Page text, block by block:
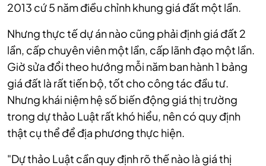
2013 cứ 5 năm điều chỉnh khung giá đất một lần.
Nhưng thực tế dự án nào cũng phải định giá đất 2
lần, cấp chuyên viên một lần, cấp lãnh đạo một lần.
Giờ sửa đổi theo hướng mỗi năm ban hành 1 bảng
giá đất là rất tiến bộ, tốt cho công tác đầu tư.
Nhưng khái niệm hệ số biến động giá thị trường
trong dự thảo Luật rất khó hiểu, nên có quy định
thật cụ thể để địa phương thực hiện.
"Dự thảo Luật cần quy định rõ thế nào là giá thị